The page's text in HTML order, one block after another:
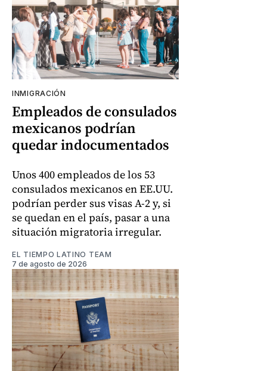
INMIGRACIÓN
Empleados de consulados
mexicanos podrían
quedar indocumentados
Unos 400 empleados de los 53
consulados mexicanos en EE.UU.
podrían perder sus visas A-2 y, si
se quedan en el país, pasar a una
situación migratoria irregular.
EL TIEMPO LATINO TEAM
7 de agosto de 2026